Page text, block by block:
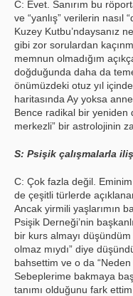
C: Evet. Sanırım bu
ve “yanlış” verilerin nasıl
Kuzey Kutbu’ndaysanız
gibi zor sorulardan
memnun olmadığım
doğduğunda daha da
önümüzdeki otuz yıl
haritasında Ay yoksa
Bence radikal bir yeniden
merkezli” bir astrolojinin
S: Psişik çalışmalarla
C: Çok fazla değil.
de çeşitli türlerde
Ancak yirmili yaşlarımın
Psişik Derneği’nin
bir kurs almayı
olmaz mıydı” diye
bahsettim ve o da
Sebeplerime bakmaya
tanımı olduğunu fark